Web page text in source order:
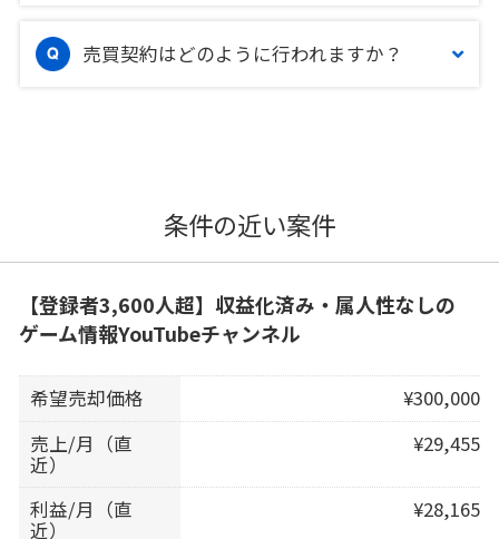
売買契約はどのように行われますか？
条件の近い案件
【登録者3,600人超】収益化済み・属人性なしの
ゲーム情報YouTubeチャンネル
希望売却価格
¥300,000
売上/月（直
近）
¥29,455
利益/月（直
近）
¥28,165